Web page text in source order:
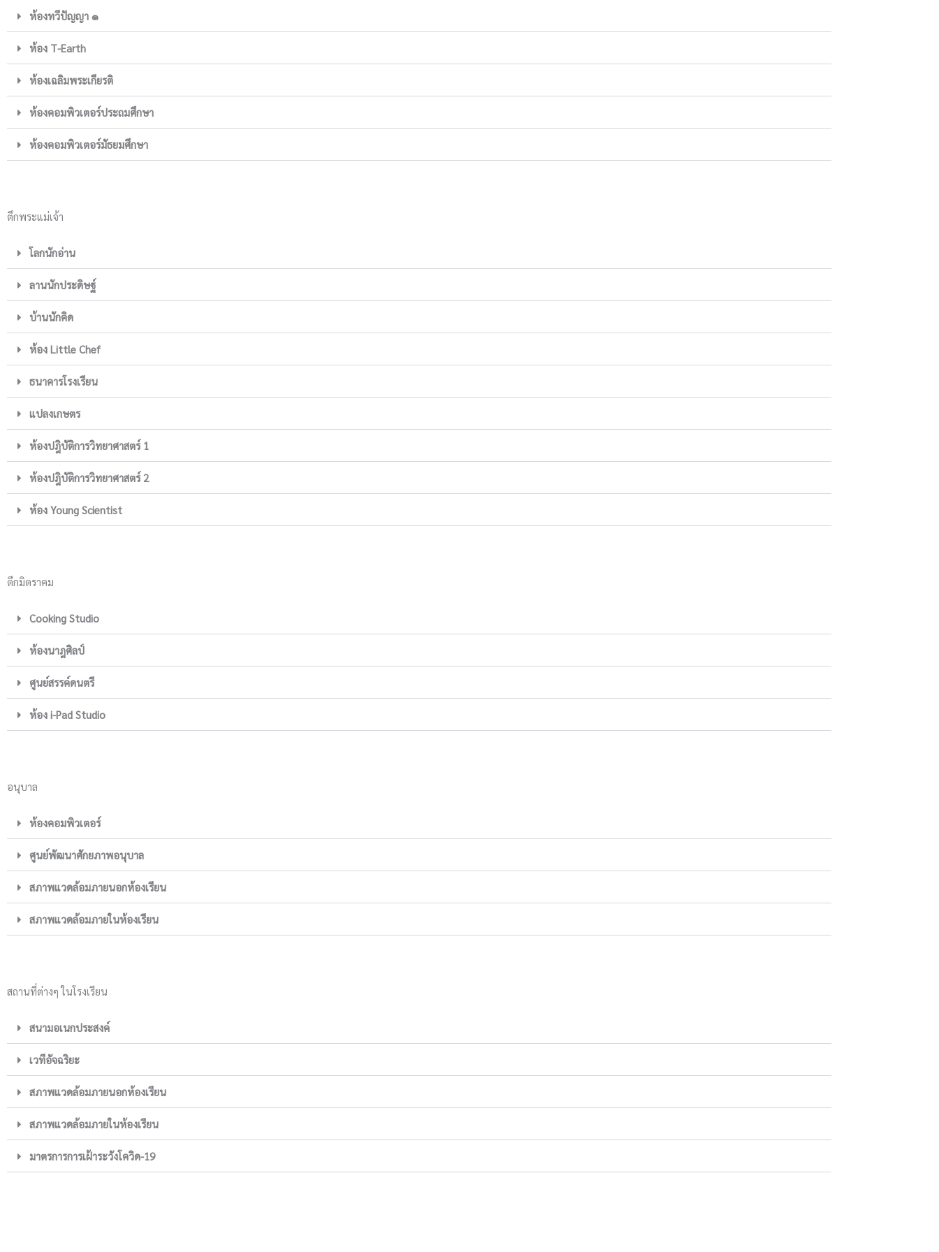
ห้องทวีปัญญา ๑
ห้อง T-Earth
ห้องเฉลิมพระเกียรติ
ห้องคอมพิวเตอร์ประถมศึกษา
ห้องคอมพิวเตอร์มัธยมศึกษา
ตึกพระแม่เจ้า
โลกนักอ่าน
ลานนักประดิษฐ์
บ้านนักคิด
ห้อง Little Chef
ธนาคารโรงเรียน
แปลงเกษตร
ห้องปฎิบัติการวิทยาศาสตร์ 1
ห้องปฎิบัติการวิทยาศาสตร์ 2
ห้อง Young Scientist
ตึกมิตราคม
Cooking Studio
ห้องนาฎศิลป์
ศูนย์สรรค์ดนตรี
ห้อง i-Pad Studio
อนุบาล
ห้องคอมพิวเตอร์
ศูนย์พัฒนาศักยภาพอนุบาล
สภาพแวดล้อมภายนอกห้องเรียน
สภาพแวดล้อมภายในห้องเรียน
สถานที่ต่างๆ ในโรงเรียน
สนามอเนกประสงค์
เวทีอัจฉริยะ
สภาพแวดล้อมภายนอกห้องเรียน
สภาพแวดล้อมภายในห้องเรียน
มาตรการการเฝ้าระวังโควิด-19